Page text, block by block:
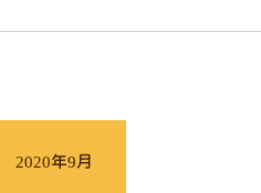
2020年9月